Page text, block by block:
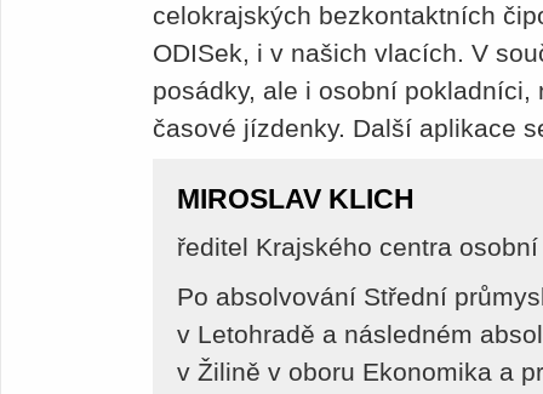
celokrajských bezkontaktních
ODISek, i v našich vlacích. V
posádky, ale i osobní
časové jízdenky. Další aplikace
MIROSLAV KLICH
ředitel Krajského centra
Po absolvování Střední
v Letohradě a následném
v Žilině v oboru Ekonomika a